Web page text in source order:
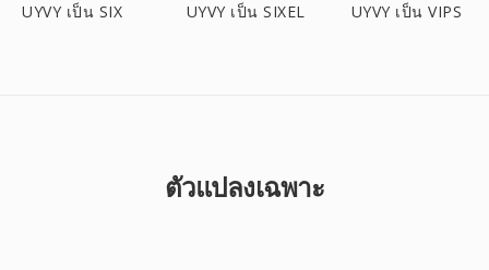
UYVY เป็น SIX UYVY เป็น SIXEL UYVY เป็น VIPS
ตัวแปลงเฉพาะ